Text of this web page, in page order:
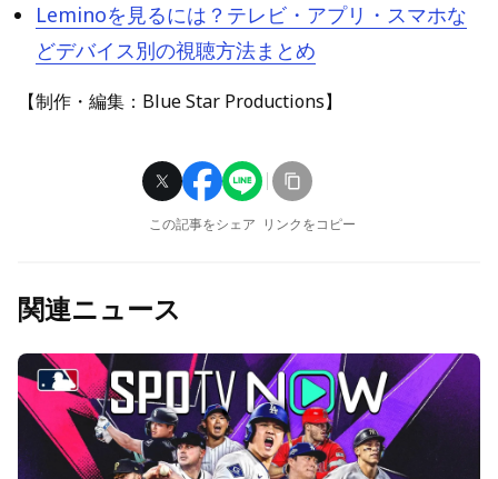
Leminoを見るには？テレビ・アプリ・スマホな
どデバイス別の視聴方法まとめ
【制作・編集：Blue Star Productions】
この記事をシェア リンクをコピー
関連ニュース